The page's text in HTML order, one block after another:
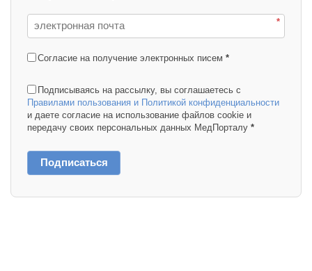
*
Согласие на получение электронных писем *
Подписываясь на рассылку, вы соглашаетесь с
Правилами пользования и Политикой конфиденциальности
и даете согласие на использование файлов cookie и
передачу своих персональных данных МедПорталу *
Подписаться